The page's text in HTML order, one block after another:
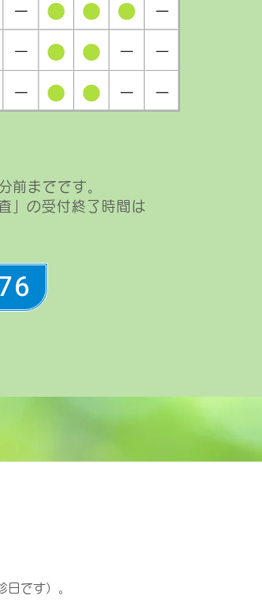
前までです。
」の受付終了時間は
です）。